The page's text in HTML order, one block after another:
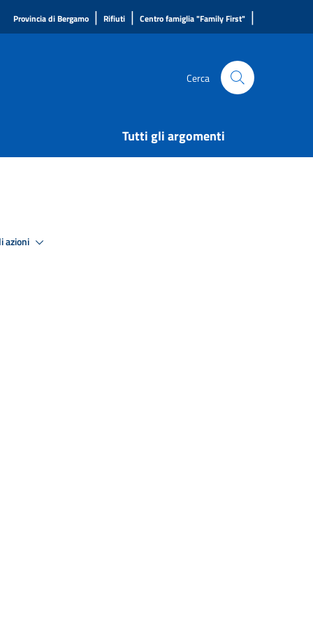
Provincia di Bergamo | Rifiuti | Centro famiglia "Family First" |
Cerca
Tutti gli argomenti
azioni